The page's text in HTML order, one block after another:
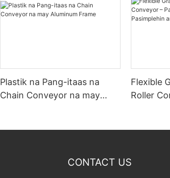
Plastik na Pang-itaas na
Chain Conveyor na may
Flexible
Roller
CONTACT US